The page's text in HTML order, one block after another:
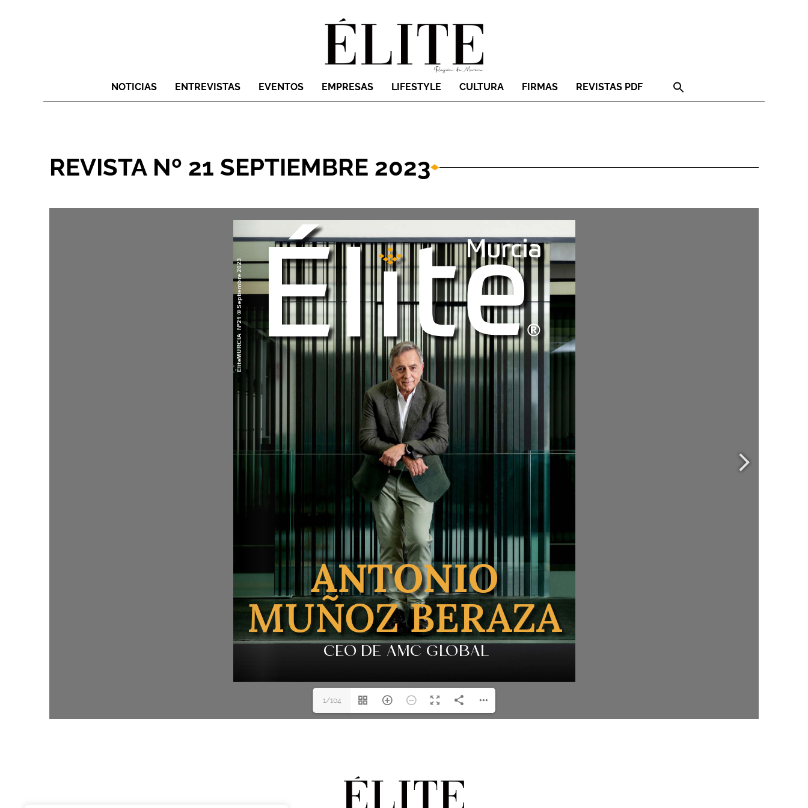
NOTICIAS ENTREVISTAS EVENTOS EMPRESAS LIFESTYLE CULTURA FIRMAS REVISTAS PDF
REVISTA Nº 21 SEPTIEMBRE 2023
1/104